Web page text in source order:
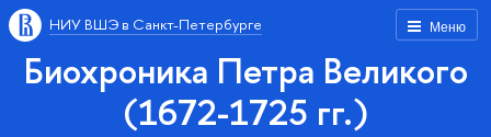
Меню
НИУ ВШЭ в Санкт-Петербурге
Биохроника Петра Великого
(1672-1725 гг.)